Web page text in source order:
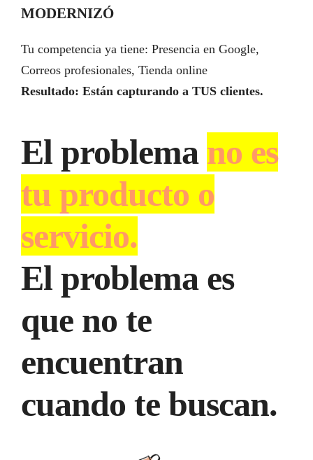
MODERNIZÓ
Tu competencia ya tiene: Presencia en Google,
Correos profesionales, Tienda online
Resultado: Están capturando a TUS clientes.
El problema no es
tu producto o
servicio.
El problema es
que no te
encuentran
cuando te buscan.